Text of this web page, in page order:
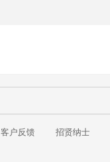
客户反馈 招贤纳士